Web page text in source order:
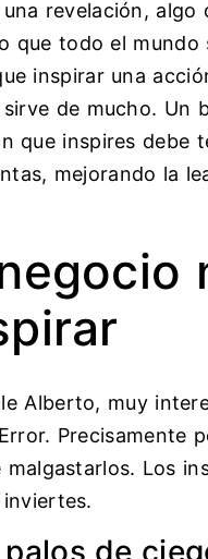
una revelación,
que todo el mundo
inspirar una
de mucho. Un
que inspires debe
mejorando la
Alberto, muy
Precisamente
Los
de